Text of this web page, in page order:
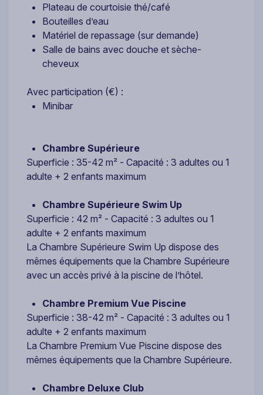
Plateau de courtoisie thé/café
Bouteilles d’eau
Matériel de repassage (sur demande)
Salle de bains avec douche et sèche-
cheveux
Avec participation (€) :
Minibar
Chambre Supérieure
Superficie : 35-42 m² - Capacité : 3 adultes ou 1
adulte + 2 enfants maximum
Chambre Supérieure Swim Up
Superficie : 42 m² - Capacité : 3 adultes ou 1
adulte + 2 enfants maximum
La Chambre Supérieure Swim Up dispose des
mêmes équipements que la Chambre Supérieure
avec un accès privé à la piscine de l’hôtel.
Chambre Premium Vue Piscine
Superficie : 38-42 m² - Capacité : 3 adultes ou 1
adulte + 2 enfants maximum
La Chambre Premium Vue Piscine dispose des
mêmes équipements que la Chambre Supérieure.
Chambre Deluxe Club